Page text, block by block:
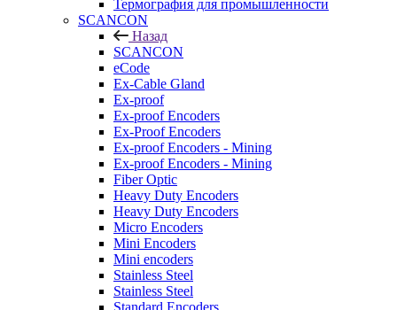
Термография для промышленности
SCANCON
Назад
SCANCON
eCode
Ex-Cable Gland
Ex-proof
Ex-proof Encoders
Ex-Proof Encoders
Ex-proof Encoders - Mining
Ex-proof Encoders - Mining
Fiber Optic
Heavy Duty Encoders
Heavy Duty Encoders
Micro Encoders
Mini Encoders
Mini encoders
Stainless Steel
Stainless Steel
Standard Encoders